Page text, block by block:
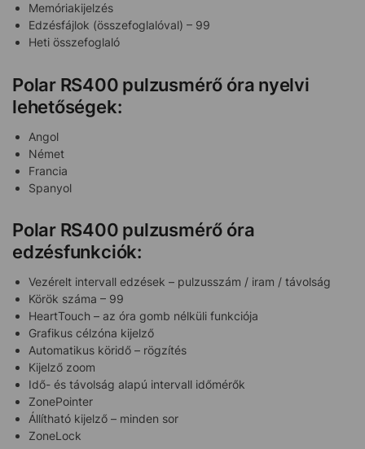
Memóriakijelzés
Edzésfájlok (összefoglalóval) – 99
Heti összefoglaló
Polar RS400 pulzusmérő óra nyelvi
lehetőségek:
Angol
Német
Francia
Spanyol
Polar RS400 pulzusmérő óra
edzésfunkciók:
Vezérelt intervall edzések – pulzusszám / iram / távolság
Körök száma – 99
HeartTouch – az óra gomb nélküli funkciója
Grafikus célzóna kijelző
Automatikus köridő – rögzítés
Kijelző zoom
Idő- és távolság alapú intervall időmérők
ZonePointer
Állítható kijelző – minden sor
ZoneLock